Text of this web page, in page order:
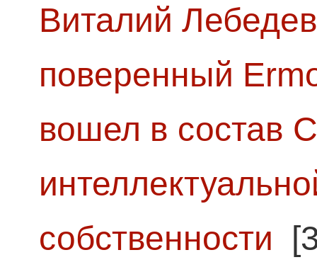
Виталий
поверенный
вошел в состав
собственности